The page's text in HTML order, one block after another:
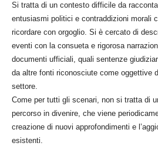
Si tratta di un contesto difficile da
entusiasmi politici e contraddizioni morali
ricordare con orgoglio. Si è cercato di
eventi con la consueta e rigorosa
documenti ufficiali, quali sentenze
da altre fonti riconosciute come oggettive
settore.
Come per tutti gli scenari, non si tratta di
percorso in divenire, che viene
creazione di nuovi approfondimenti e
esistenti.